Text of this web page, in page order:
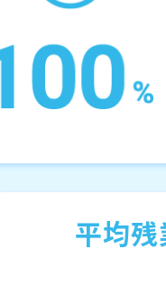
平均